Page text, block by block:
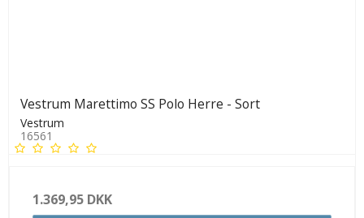
Vestrum Marettimo SS Polo Herre - Sort
Vestrum
16561
1.369,95 DKK